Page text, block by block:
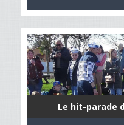
Le hit-parade